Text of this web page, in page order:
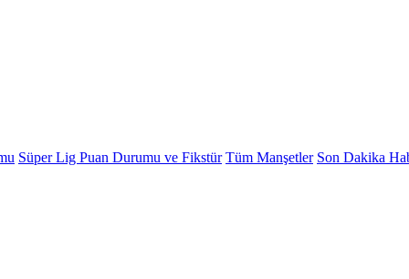
Süper Lig Puan Durumu ve Fikstür Tüm Manşetler Son Dakika